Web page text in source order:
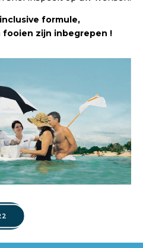
formule,
fooien zijn inbegrepen !